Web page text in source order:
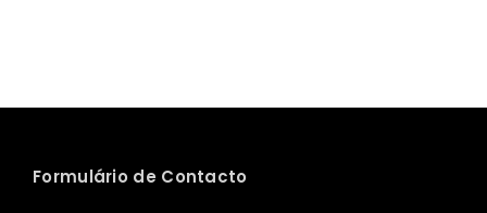
Formulário de Contacto